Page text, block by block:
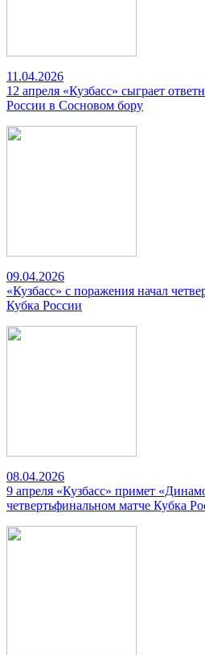
11.04.2026
12 апреля «Кузбасс» сыграет
России в Сосновом бору
09.04.2026
«Кузбасс» с поражения начал
Кубка России
08.04.2026
9 апреля «Кузбасс» примет
четвертьфинальном матче Кубка